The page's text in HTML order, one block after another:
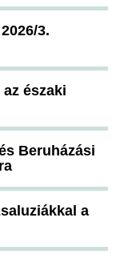
3.
északi
Beruházási
a